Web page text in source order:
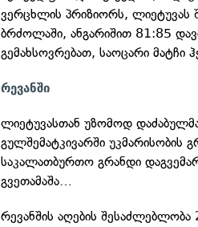
ვერცხლის პრიზიორს, ლიეტუვას
ბრძოლაში, ანგარიშით 81:85
გემახსოვრებათ, საოცარი მატჩი
რევანში
ლიეტუვასთან უზომოდ
გულშემატკივარში
საკალათბურთო გრანდი
გვეთამაშა…
რევანშის აღების